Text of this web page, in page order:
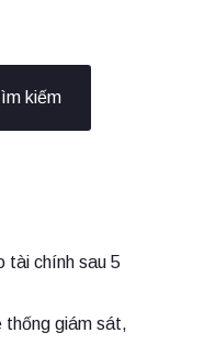
kiếm
tài chính sau 5
thống giám sát,